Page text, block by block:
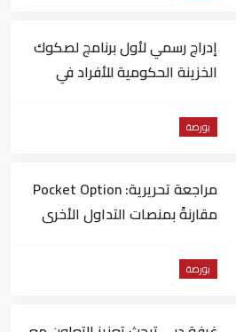
إدراج رسمي لأول برنامج لصكوك
الخزينة الحكومية للأفراد في
بورصة
مراجعة تحريرية: Pocket Option
مقارنةً بمنصات التداول الأخرى
بورصة